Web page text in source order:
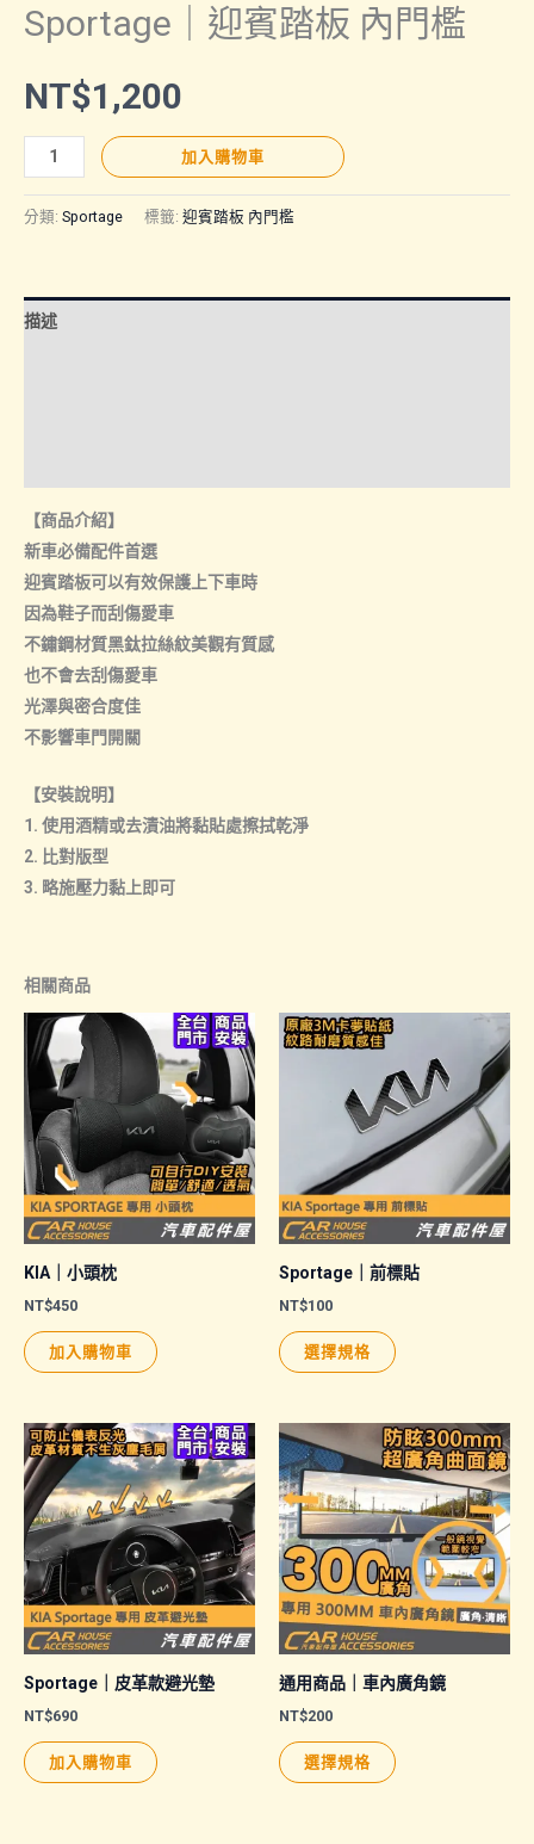
Sportage｜迎賓踏板 內門檻
NT$1,200
Sportage
｜
迎
板
內
加入購物車
分類: Sportage 標籤: 迎賓踏板 內門檻
描述
【商品介紹】
新車必備配件首選
迎賓踏板可以有效保護上下車時
因為鞋子而刮傷愛車
不鏽鋼材質黑鈦拉絲紋美觀有質感
也不會去刮傷愛車
光澤與密合度佳
不影響車門開關
【安裝說明】
1. 使用酒精或去漬油將黏貼處擦拭乾淨
2. 比對版型
3. 略施壓力黏上即可
相關商品
KIA｜小頭枕
NT$450
加入購物車
Sportage｜前標貼
NT$100
選擇規格
有
多
種
款
式。
可
在
產
品
選
Sportage｜皮革款避光墊
NT$690
加入購物車
通用商品｜車內廣角鏡
NT$200
選擇規格